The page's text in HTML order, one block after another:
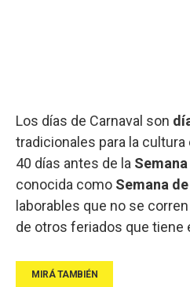
Los días de Carnaval son
tradicionales para la cultura
40 días antes de la
conocida como Semana
laborables que no se
de otros feriados que tiene